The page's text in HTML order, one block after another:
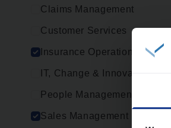
Claims Management
Customer Services
Insurance Operations
IT, Change & Innovation
People Management
Sales Management